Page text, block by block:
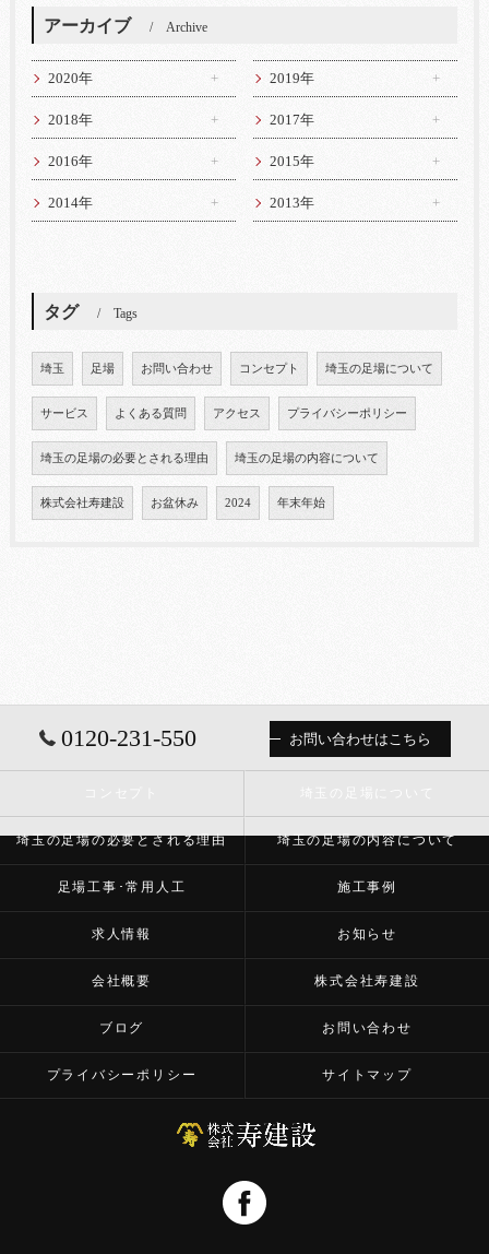
アーカイブ Archive
2020年 2019年
2018年 2017年
2016年 2015年
2014年 2013年
タグ Tags
埼玉 足場 お問い合わせ コンセプト 埼玉の足場について
サービス よくある質問 アクセス プライバシーポリシー
埼玉の足場の必要とされる理由 埼玉の足場の内容について
株式会社寿建設 お盆休み 2024 年末年始
0120-231-550 お問い合わせはこちら
埼玉の足場の必要とされる理由 埼玉の足場の内容について
足場工事･常用人工 施工事例
求人情報 お知らせ
会社概要 株式会社寿建設
ブログ お問い合わせ
プライバシーポリシー サイトマップ